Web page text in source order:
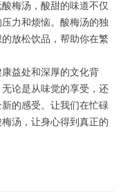
梅汤，酸甜的味道不仅
力和烦恼。酸梅汤的独
放松饮品，帮助你在繁
益处和深厚的文化背
论是从味觉的享受，还
的感受。让我们在忙碌
汤，让身心得到真正的